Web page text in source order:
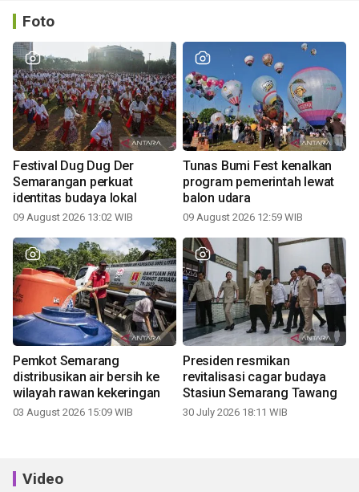
Foto
Festival Dug Dug Der
Semarangan perkuat
identitas budaya lokal
09 August 2026 13:02 WIB
Tunas Bumi Fest kenalkan
program pemerintah lewat
balon udara
09 August 2026 12:59 WIB
Pemkot Semarang
distribusikan air bersih ke
wilayah rawan kekeringan
03 August 2026 15:09 WIB
Presiden resmikan
revitalisasi cagar budaya
Stasiun Semarang Tawang
30 July 2026 18:11 WIB
Video